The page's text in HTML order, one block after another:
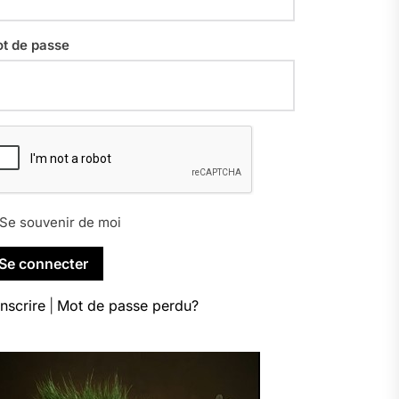
de passe
Se souvenir de moi
Mot de passe perdu?